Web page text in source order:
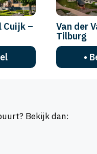
Cuijk –
Van der
Tilburg
•
Bekijk dan: